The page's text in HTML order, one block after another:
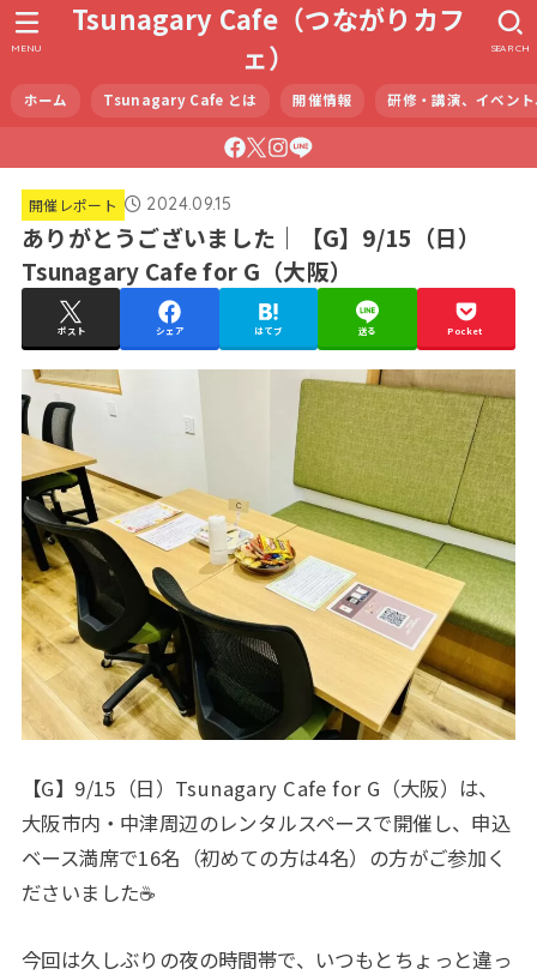
Tsunagary Cafe（つながりカフ
ェ）
ホーム Tsunagary Cafe とは 開催情報 研修・講演、イベン
SEARCH
MENU
開催レポート 2024.09.15
ありがとうございました｜【G】9/15（日）
Tsunagary Cafe for G（大阪）
ポスト シェア はてブ 送る Pocket
【G】9/15（日）Tsunagary Cafe for G（大阪）は、
大阪市内・中津周辺のレンタルスペースで開催し、申込
ベース満席で16名（初めての方は4名）の方がご参加く
ださいました☕️
今回は久しぶりの夜の時間帯で、いつもとちょっと違っ